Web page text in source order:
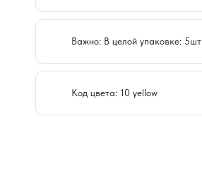
Важно: В целой упаковке: 5шт
Код цвета: 10 yellow